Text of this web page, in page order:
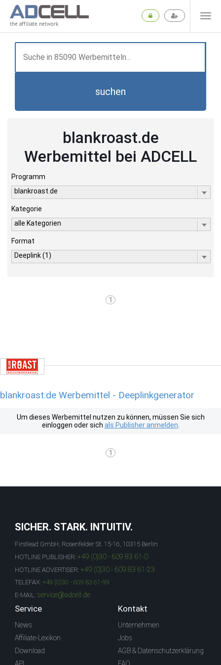
the affiliate network
suchen
blankroast.de
Werbemittel bei ADCELL
Programm
blankroast.de
Kategorie
alle Kategorien
Format
Deeplink (1)
1
blankroast.de Werbemittel - Deeplinkgenerator
Um dieses Werbemittel nutzen zu können, müssen Sie sich
einloggen oder sich als Publisher anmelden
1
SICHER. STARK. INTUITIV.
Firstlead GmbH, Rosenfelder St. 15-16, 10315 Berlin
HOTLINE PUBLISHER: +49 (0)30 - 609 83 61-0
HOTLINE ADVERTISER: +49 (0)30 - 609 83 61-23
TELEFAX: +49 (0)30 - 609 83 61-99
E-MAIL: service@adcell.de
Service
News
Affiliate-Lexikon
Download
Kontakt
Unternehmen
Jobs
AGB & Datenschutzerklärung